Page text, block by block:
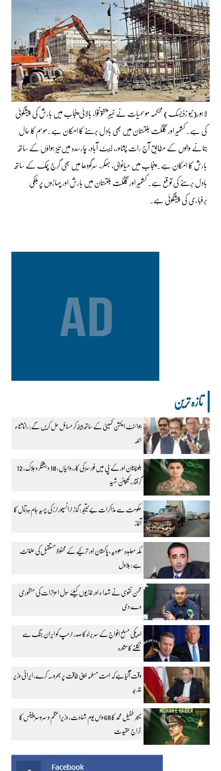
لاہور(نیو زڈیسک) محکمہ موسمیات نے خیبر پختونخوا، بالائی پنجاب میں بارش کی پیشگوئی
کی ہے۔ کشمیر اور گلگت بلتستان میں بھی بادل برسنے کا امکان ہے۔موسم کا حال
بتانے والوں کے مطابق آج رات پشاور، ایبٹ آباد، چارسدہ میں تیز ہواؤں کے ساتھ
بارش کا امکان ہے۔ پنجاب میں میانوالی، بھکر، سرگودھا میں بھی گرج چمک کے ساتھ
بادل برسنے کی توقع ہے۔ کشمیر اور گلگت بلتستان میں بارش اور پہاڑوں پر ہلکی
برفباری کی پیشگوئی ہے۔
تازہ ترین
جوائنٹ ایکشن کمیٹی کے ساتھ بیٹھ کر مسائل حل کریں گے: رانا ثناء
اللہ
بلوچستان اور کے پی میں فورسز کی کارروائیاں، 10 دہشتگرد ہلاک، 12
گرفتار، کیپٹن شہید
حکومت سے مذاکرات بے نتیجہ: گڈز ٹرانسپورٹرز کی پہیہ جام ہڑتال کا
آغاز
مکہ معاہدہ سعودیہ، پاکستان اور ترکیے کے محفوظ مستقبل کی ضمانت
ہے: بلاول
محسن نقوی نے شہداء اور غازیوں کیلئے سول اعزازات کی منظوری
دے دی
امریکی مسلح افواج کے سربراہ کا صدر ٹرمپ کو ایران جنگ سے
نکلنے کا مشورہ
وقت آگیا ہے کہ امت مسلمہ اپنی طاقت پر بھروسہ کرے، ایرانی وزیر
خارجہ
میجر طفیل محمد کا 68 واں یوم شہادت، وزیراعظم و سروسز چیفس کا
خراجِ عقیدت